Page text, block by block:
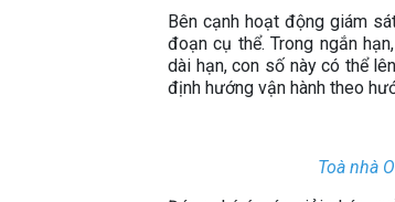
Bên cạnh hoạt động giám
đoạn cụ thể. Trong ngắn
dài hạn, con số này có thể
định hướng vận hành theo
Toà nhà